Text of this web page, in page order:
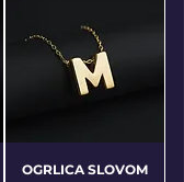
OGRLICA SLOVOM